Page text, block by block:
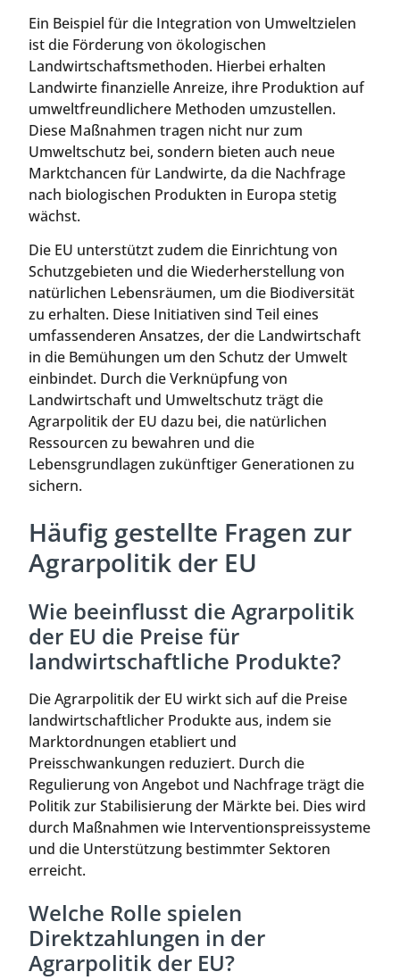
Ein Beispiel für die Integration von Umweltzielen
ist die Förderung von ökologischen
Landwirtschaftsmethoden. Hierbei erhalten
Landwirte finanzielle Anreize, ihre Produktion auf
umweltfreundlichere Methoden umzustellen.
Diese Maßnahmen tragen nicht nur zum
Umweltschutz bei, sondern bieten auch neue
Marktchancen für Landwirte, da die Nachfrage
nach biologischen Produkten in Europa stetig
wächst.
Die EU unterstützt zudem die Einrichtung von
Schutzgebieten und die Wiederherstellung von
natürlichen Lebensräumen, um die Biodiversität
zu erhalten. Diese Initiativen sind Teil eines
umfassenderen Ansatzes, der die Landwirtschaft
in die Bemühungen um den Schutz der Umwelt
einbindet. Durch die Verknüpfung von
Landwirtschaft und Umweltschutz trägt die
Agrarpolitik der EU dazu bei, die natürlichen
Ressourcen zu bewahren und die
Lebensgrundlagen zukünftiger Generationen zu
sichern.
Häufig gestellte Fragen zur
Agrarpolitik der EU
Wie beeinflusst die Agrarpolitik
der EU die Preise für
landwirtschaftliche Produkte?
Die Agrarpolitik der EU wirkt sich auf die Preise
landwirtschaftlicher Produkte aus, indem sie
Marktordnungen etabliert und
Preisschwankungen reduziert. Durch die
Regulierung von Angebot und Nachfrage trägt die
Politik zur Stabilisierung der Märkte bei. Dies wird
durch Maßnahmen wie Interventionspreissysteme
und die Unterstützung bestimmter Sektoren
erreicht.
Welche Rolle spielen
Direktzahlungen in der
Agrarpolitik der EU?